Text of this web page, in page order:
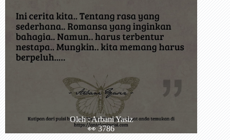
Oleh : Arbani Yasiz
👀 3786